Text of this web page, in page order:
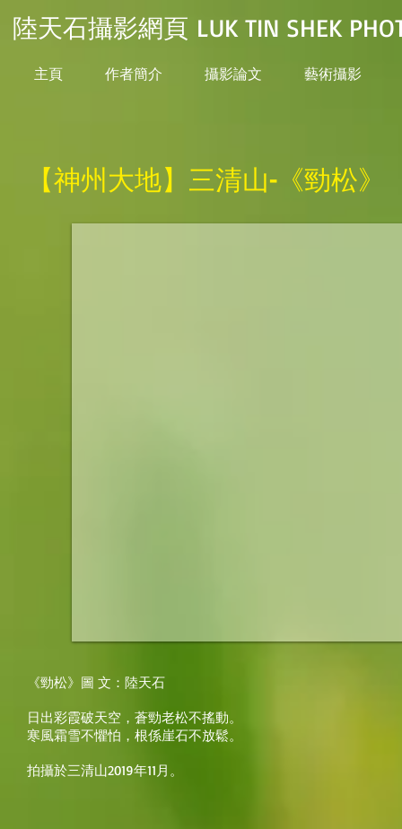
陸天石攝影網頁 LUK TIN SHEK
主頁 作者簡介 攝影論文 藝術攝影
【神州大地】三清山-《勁松》
《勁松》圖 文：陸天石
日出彩霞破天空，蒼勁老松不搖動。
寒風霜雪不懼怕，根係崖石不放鬆。
拍攝於三清山2019年11月。